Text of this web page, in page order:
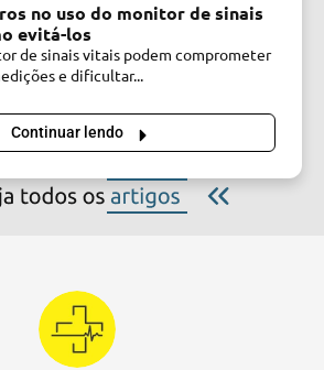
no uso do monitor de sinais
evitá-los
de sinais vitais podem comprometer
e dificultar...
Continuar lendo